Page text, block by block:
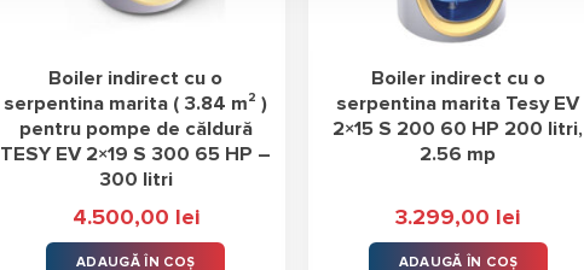
Boiler indirect cu o
serpentina marita ( 3.84 m² )
pentru pompe de căldură
TESY EV 2×19 S 300 65 HP –
300 litri
4.500,00 lei
ADAUGĂ ÎN COȘ
Boiler indirect cu o
serpentina marita Tesy EV
2×15 S 200 60 HP 200 litri,
2.56 mp
3.299,00 lei
ADAUGĂ ÎN COȘ